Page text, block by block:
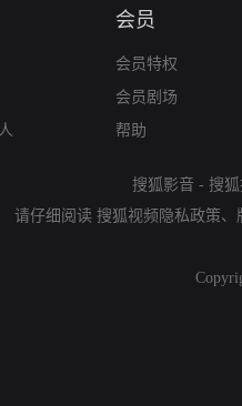
会员
会员特权
会员剧场
帮助
搜狐影音 - 搜
请仔细阅读 搜狐视频隐私政策、